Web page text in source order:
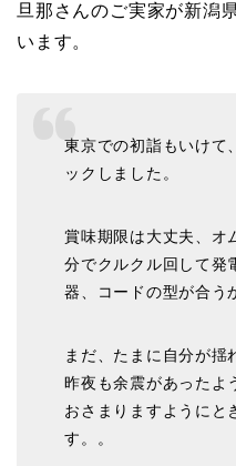
旦那さんのご実家が新潟
います。
東京での初詣もいけて
ックしました。
賞味期限は大丈夫、オ
分でクルクル回して発
器、コードの型が合う
まだ、たまに自分が揺
昨夜も余震があったよ
おさまりますようにと
す。。